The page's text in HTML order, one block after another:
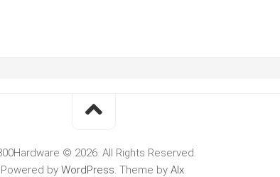
© 2026. All Rights Reserved.
Powered by WordPress. Theme by Alx.